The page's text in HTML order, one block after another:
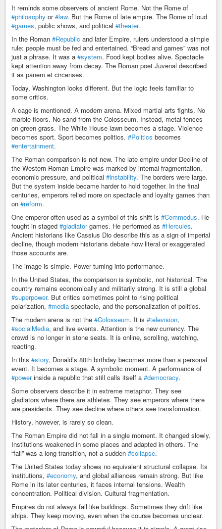
It reminds some observers of ancient Rome. Not the Rome of
#philosophy or#law. But the Rome of late empire. The Rome of loud
#games, public shows, and political #theater.
In the Roman #Republic and later Empire, rulers understood a simple
rule: people must be fed and entertained. “Bread and games” was not
just a phrase. It was a #system. Food kept bodies alive. Spectacle
kept attention away from decay. The Roman poet Juvenal described
it as panem et circenses.
Today, Washington looks different. But the logic feels familiar to
some critics.
A cage is mentioned. A modern arena. Mixed martial arts fights. No
marble floors. No sand from the Colosseum. Instead, metal fences
on green grass. The White House lawn becomes a stage. Violence
becomes sport. Sport becomes politics. #Politics becomes
#entertainment.
The Roman comparison is not new. The late empire under Decline of
the Western Roman Empire was marked by internal fragmentation,
economic pressure, and political #instability. The borders were large.
But the system inside became harder to hold together. In the final
centuries, emperors relied more on spectacle and loyalty games than
on #reform.
One emperor often used as a symbol of this shift is #Commodus. He
fought in staged #gladiatorgames. He performed as #Hercules.
Ancient historians like Cassius Dio describe this as a sign of imperial
decline, though modern historians debate how literal or exaggerated
those accounts are.
The image is simple. Power turning into performance.
In the United States, the comparison is symbolic, not historical. The
country remains economically and militarily strong. It is still a global
#superpower. But critics sometimes point to rising political
polarization, #media spectacle, and the personalization of politics.
The modern arena is not the #Colosseum. It is #television,
#socialMedia, and live events. Attention is the new currency. The
crowd is no longer in stone seats. It is online, scrolling, watching,
reacting.
In this #story, Donald’s 80th birthday becomes more than a personal
event. It becomes a stage. A symbolic moment. A performance of
#powerinside a republic that still calls itself a #democracy.
Some observers describe it in extreme metaphor. They see
gladiators where there are athletes. They see emperors where there
are presidents. They see decline where others see transformation.
History, however, is rarely so clean.
The Roman Empire did not fall in a single moment. It changed slowly.
Institutions weakened in some places and adapted in others. The
“fall” was a long transition, not a sudden #collapse.
The United States today shows no equivalent structural collapse. Its
institutions, #economy, and global alliances remain strong. But like
Rome in its later centuries, it faces internal tensions. Wealth
concentration. Political division. Cultural fragmentation.
Empires do not always fall like buildings. Sometimes they drift like
ships. They keep moving, even when the course becomes unclear.